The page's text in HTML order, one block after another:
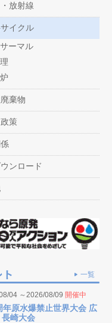
放射線
イクル
ーマル
棄物
策
ンロード
一覧
04 ～2026/08/09 開催中
年原水爆禁止世界大会 広
崎大会